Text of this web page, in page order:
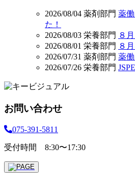
2026/08/04 薬剤部門 薬
た！
2026/08/03 栄養部門 ８
2026/08/01 栄養部門 ８
2026/07/31 薬剤部門 薬
2026/07/26 栄養部門
お問い合わせ
075-391-5811
受付時間 8:30〜17:30